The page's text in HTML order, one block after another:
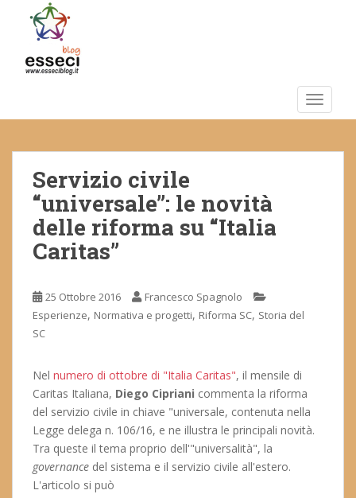
m
Servizio civile
“universale”: le novità
delle riforma su “Italia
Caritas”
25 Ottobre 2016
Francesco Spagnolo
Esperienze, Normativa e progetti, Riforma SC, Storia del
SC
Nel numero di ottobre di "Italia Caritas", il mensile di
Caritas Italiana, Diego Cipriani commenta la riforma
del servizio civile in chiave "universale, contenuta nella
Legge delega n. 106/16, e ne illustra le principali novità.
Tra queste il tema proprio dell'"universalità", la
governance del sistema e il servizio civile all'estero.
L'articolo si può